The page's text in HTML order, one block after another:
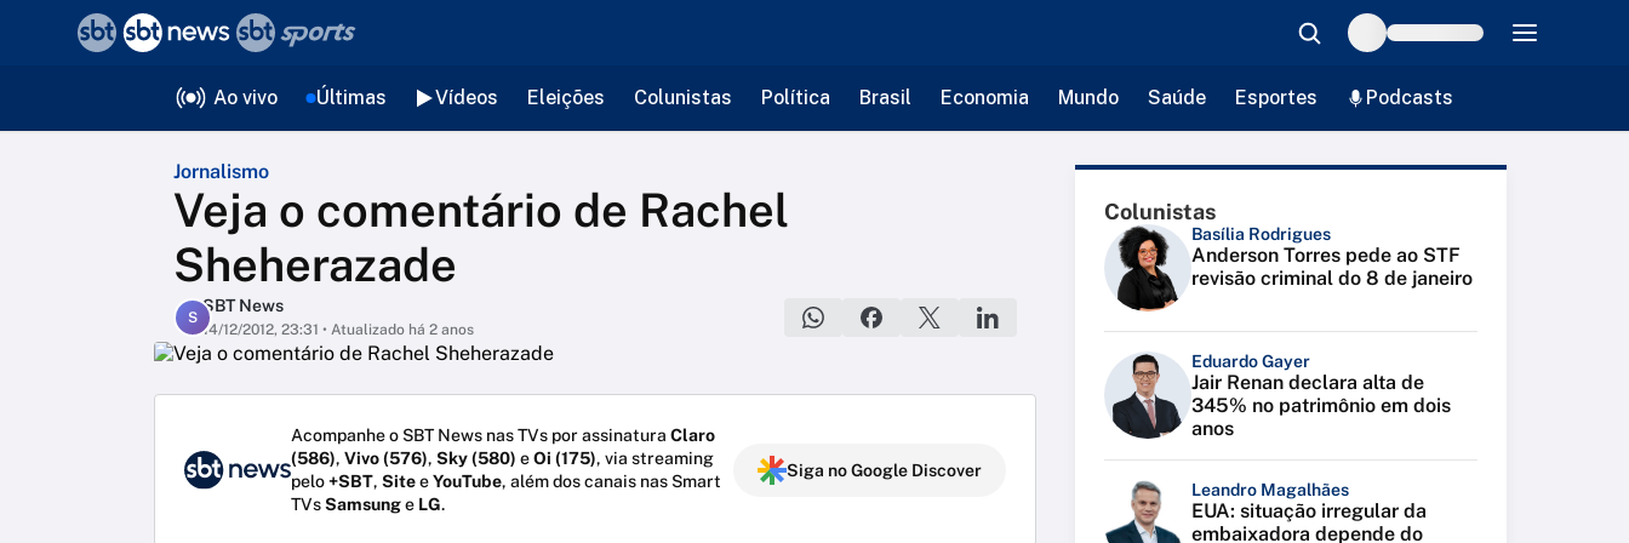
Ao vivo Últimas Vídeos Eleições Colunistas Política Brasil Economia Mundo Saúde Esportes Podcasts
Jornalismo
Veja o comentário de Rachel
Sheherazade
S
SBT News
14/12/2012, 23:31 • Atualizado há 2 anos
Acompanhe o SBT News nas TVs por assinatura Claro
(586), Vivo (576), Sky (580) eOi (175), via streaming
pelo+SBT, SiteeYouTube, além dos canais nas Smart
TVsSamsunge LG.
Siga no Google Discover
Colunistas
Basília Rodrigues
Anderson Torres pede ao STF
revisão criminal do 8 de janeiro
Eduardo Gayer
Jair Renan declara alta de
345% no patrimônio em dois
anos
Leandro Magalhães
EUA: situação irregular da
embaixadora depende do
voltar
Editorias